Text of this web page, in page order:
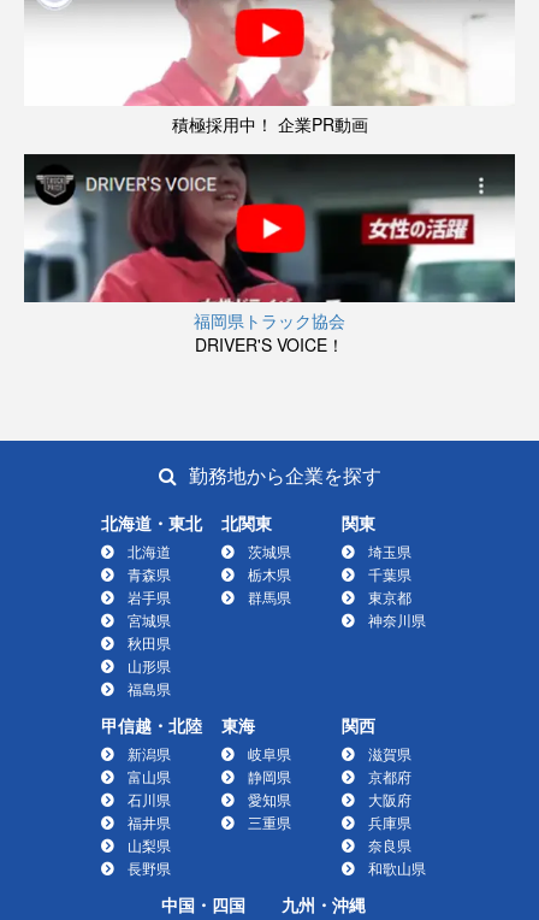
積極採用中！ 企業PR動画
福岡県トラック協会
DRIVER'S VOICE！
勤務地から企業を探す
北海道・東北
北海道
青森県
岩手県
宮城県
秋田県
山形県
福島県
北関東
茨城県
栃木県
群馬県
関東
埼玉県
千葉県
東京都
神奈川県
甲信越・北陸
新潟県
富山県
石川県
福井県
山梨県
長野県
東海
岐阜県
静岡県
愛知県
三重県
関西
滋賀県
京都府
大阪府
兵庫県
奈良県
和歌山県
中国・四国 九州・沖縄